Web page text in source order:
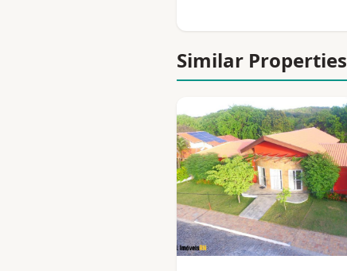
Similar Properties